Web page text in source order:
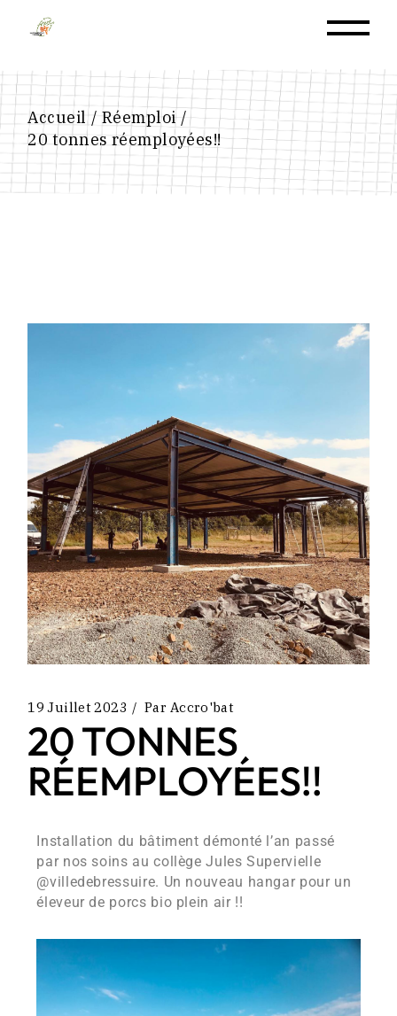
Accueil
Réemploi
20 tonnes réemployées!!
19 Juillet 2023 Par Accro'bat
20 TONNES
RÉEMPLOYÉES!!
Installation du bâtiment démonté l’an passé
par nos soins au collège Jules Supervielle
@villedebressuire. Un nouveau hangar pour un
éleveur de porcs bio plein air !!